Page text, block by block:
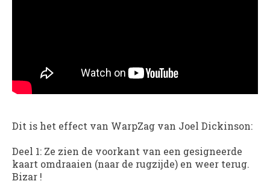
Dit is het effect van WarpZag van Joel Dickinson:
Deel 1: Ze zien de voorkant van een gesigneerde
kaart omdraaien (naar de rugzijde) en weer terug.
Bizar !